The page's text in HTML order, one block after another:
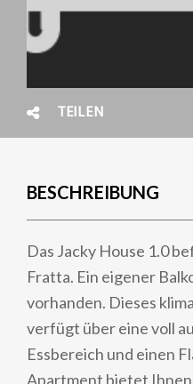
TEILEN
BESCHREIBUNG
Das Jacky House 1.0
Fratta. Ein eigener
vorhanden. Dieses
verfügt über eine voll
Essbereich und einen
Apartment bietet